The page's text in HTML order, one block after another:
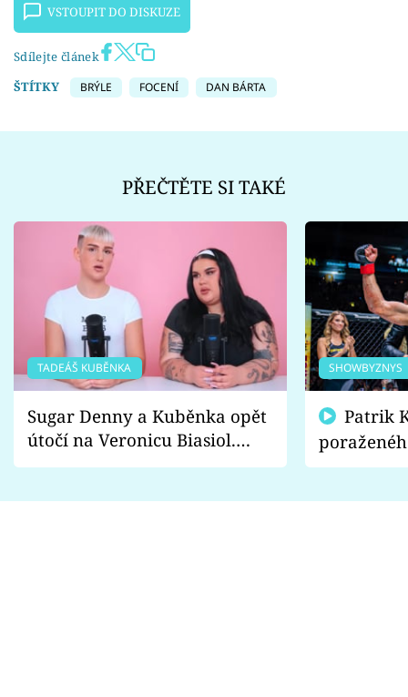
VSTOUPIT DO DISKUZE
Sdílejte článek
ŠTÍTKY
BRÝLE FOCENÍ DAN BÁRTA
PŘEČTĚTE SI TAKÉ
TADEÁŠ KUBĚNKA
Sugar Denny a Kuběnka opět
útočí na Veronicu Biasiol.
Proč je podle nich falešná a
SHOWBYZNYS
fanoušci